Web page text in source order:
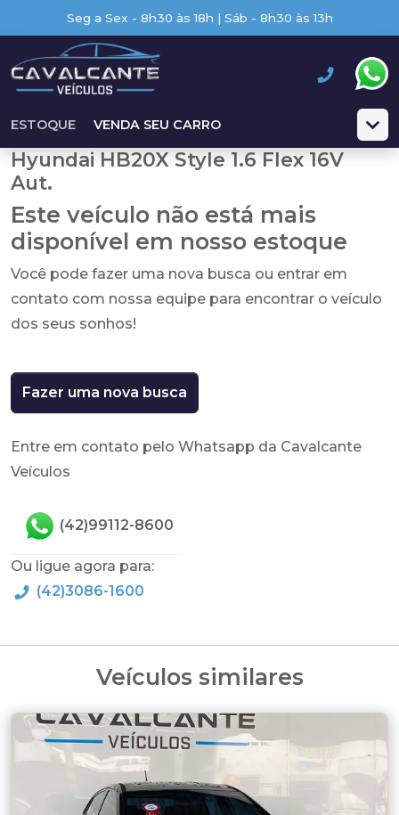
Seg a Sex - 8h30 às 18h | Sáb - 8h30 às 13h
ESTOQUE VENDA SEU CARRO
Hyundai HB20X Style 1.6 Flex 16V
Aut.
Este veículo não está mais
disponível em nosso estoque
Você pode fazer uma nova busca ou entrar em
contato com nossa equipe para encontrar o veículo
dos seus sonhos!
Fazer uma nova busca
Entre em contato pelo Whatsapp da Cavalcante
Veículos
(42)99112-8600
Ou ligue agora para:
(42)3086-1600
Veículos similares